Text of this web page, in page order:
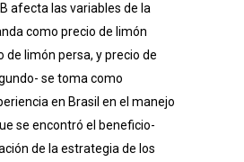
afecta las variables de la
como precio de limón
de limón persa, y precio de
se toma como
en Brasil en el manejo
se encontró el beneficio-
de la estrategia de los